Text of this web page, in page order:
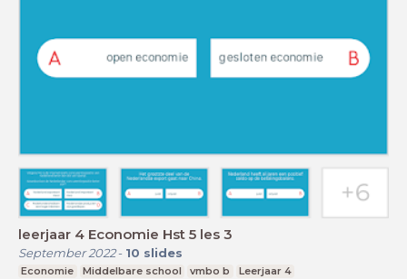
leerjaar 4 Economie Hst 5 les 3
September 2022- 10 slides
Economie Middelbare school vmbo b Leerjaar 4